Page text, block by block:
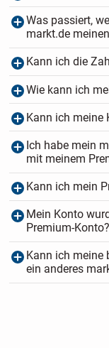
Was passiert,
markt.de
Kann ich die
Wie kann ich
Kann ich meine
Ich habe mein
mit meinem
Kann ich mein
Mein Konto
Premium-Konto?
Kann ich
ein anderes